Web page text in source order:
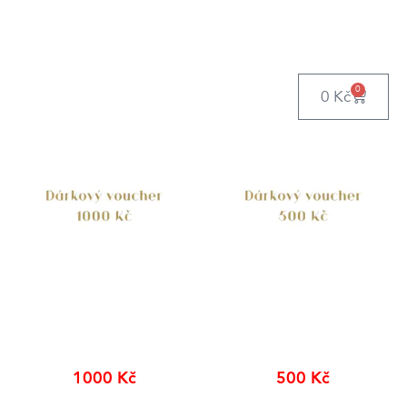
0 Kč 0
1000 Kč 500 Kč